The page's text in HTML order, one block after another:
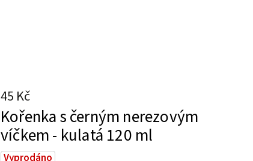
Kořenka s černým nerezovým
víčkem - kulatá 120 ml
45 Kč